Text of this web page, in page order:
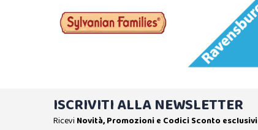
ISCRIVITI ALLA NEWSLETTER
Ricevi Novità, Promozioni e Codici Sconto esclusivi